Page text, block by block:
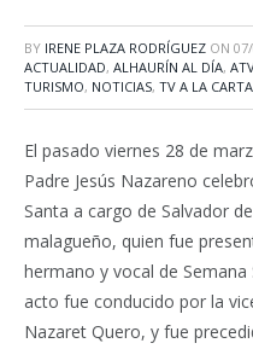
BY IRENE PLAZA RODRÍGUEZ ON
ACTUALIDAD, ALHAURÍN AL DÍA,
TURISMO, NOTICIAS, TV A LA CARTA
El pasado viernes 28 de
Padre Jesús Nazareno
Santa a cargo de Salvador
malagueño, quien fue
hermano y vocal de Semana
acto fue conducido por la
Nazaret Quero, y fue